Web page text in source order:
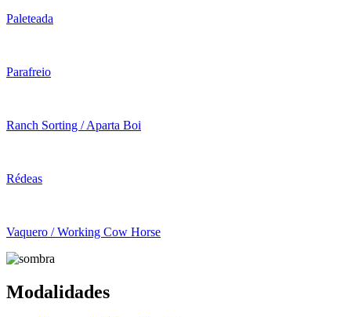
Paleteada
Parafreio
Ranch Sorting / Aparta Boi
Rédeas
Vaquero / Working Cow Horse
Modalidades